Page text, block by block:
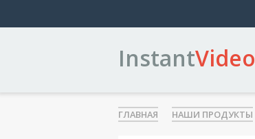
InstantVideo
ГЛАВНАЯ НАШИ ПРОДУКТЫ